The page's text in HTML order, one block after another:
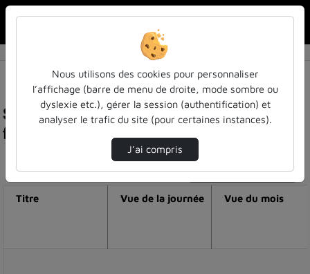
Statistiques de visualisation de la vidéo Les
friches industrielles et leur réhabilitation
Modifier la période de visualisation
Titre Vue de la journée Vue du mois
Nous utilisons des cookies pour personnaliser
l’affichage (barre de menu de droite, mode sombre ou
dyslexie etc.), gérer la session (authentification) et
analyser le trafic du site (pour certaines instances).
J’ai compris